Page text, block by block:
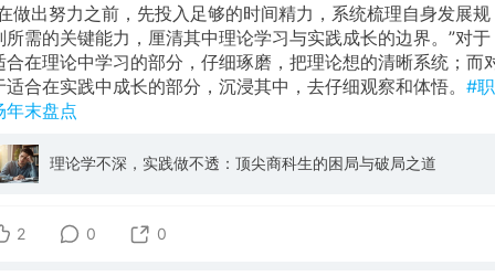
做出努力之前，先投入足够的时间精力，系统梳理自身发展规
所需的关键能力，厘清其中理论学习与实践成长的边界。”对于
合在理论中学习的部分，仔细琢磨，把理论想的清晰系统；而
适合在实践中成长的部分，沉浸其中，去仔细观察和体悟。 #职
年末盘点
理论学不深，实践做不透：顶尖商科生的困局与破局之道
2 0 0